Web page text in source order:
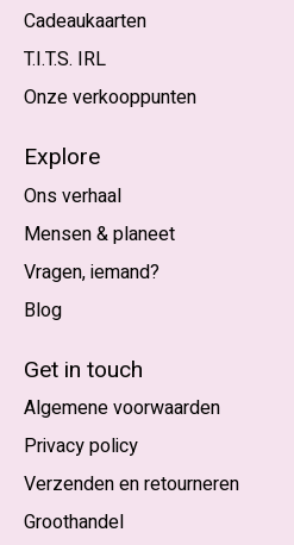
Cadeaukaarten
T.I.T.S. IRL
Onze verkooppunten
Explore
Ons verhaal
Mensen & planeet
Vragen, iemand?
Blog
Get in touch
Algemene voorwaarden
Privacy policy
Verzenden en retourneren
Groothandel